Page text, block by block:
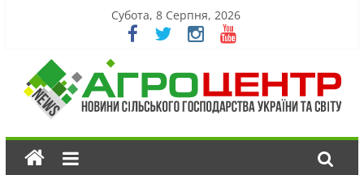
Субота, 8 Серпня, 2026